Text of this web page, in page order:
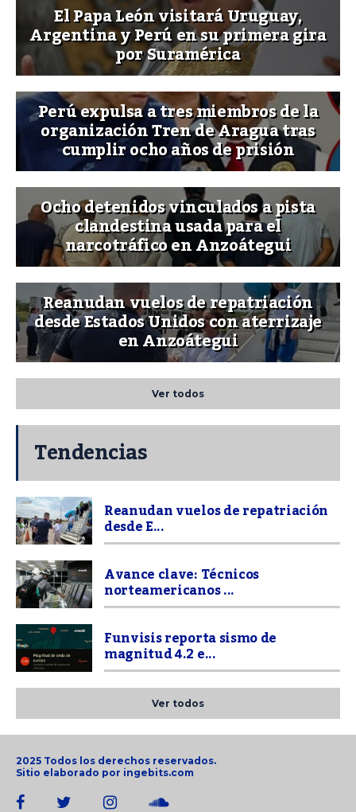
El Papa León visitará Uruguay,
Argentina y Perú en su primera gira
por Suramérica
Perú expulsa a tres miembros de la
organización Tren de Aragua tras
cumplir ocho años de prisión
Ocho detenidos vinculados a pista
clandestina usada para el
narcotráfico en Anzoátegui
Reanudan vuelos de repatriación
desde Estados Unidos con aterrizaje
en Anzoátegui
Ver todos
Tendencias
Reanudan vuelos de repatriación
desde E...
Avance clave: Técnicos
norteamericanos ...
Funvisis reporta sismo de
magnitud 4.2 e...
Ver todos
2025 Todos los derechos reservados.
Sitio elaborado por ingebits.com